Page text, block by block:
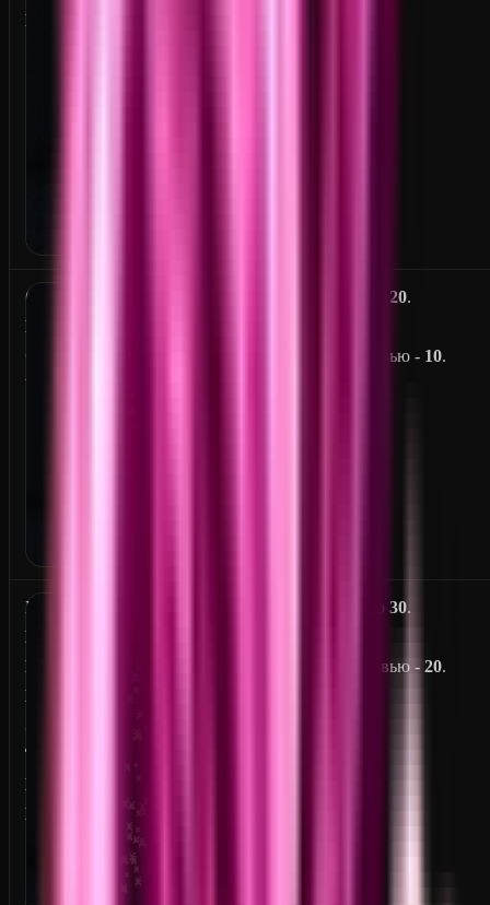
E
G
L
O
W
20.
На превью - 10.
I
N
F
E
S
T
E
D
до30.
На превью -20.